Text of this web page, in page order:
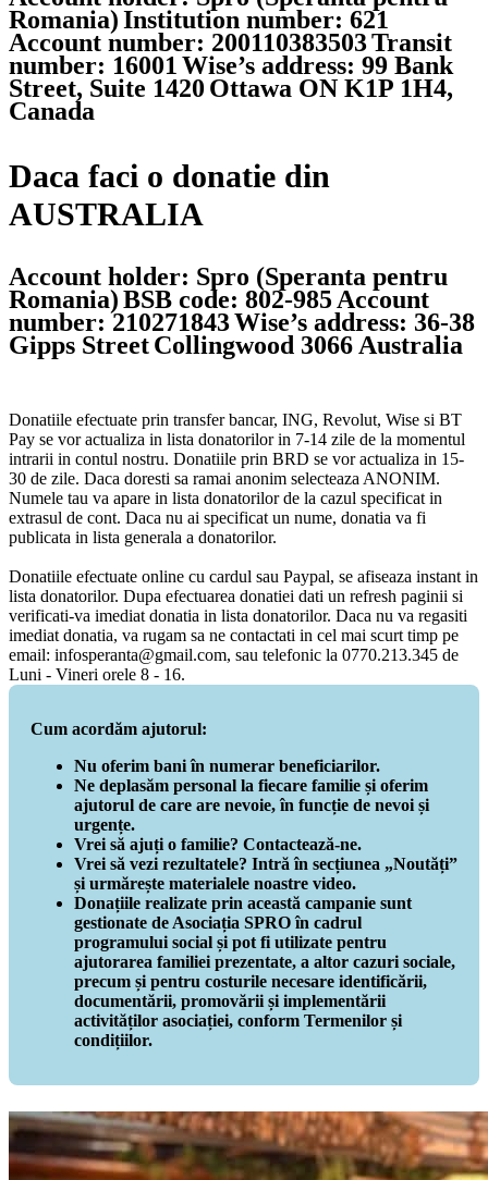
Romania)Institution number: 621
Account number: 200110383503Transit
number: 16001Wise’s address: 99 Bank
Street, Suite 1420 Ottawa ON K1P 1H4,
Canada
Daca faci o donatie din
AUSTRALIA
Account holder: Spro (Speranta pentru
Romania)BSB code: 802-985Account
number: 210271843Wise’s address: 36-38
Gipps StreetCollingwood 3066 Australia
Donatiile efectuate prin transfer bancar, ING, Revolut, Wise si BT
Pay se vor actualiza in lista donatorilor in 7-14 zile de la momentul
intrarii in contul nostru. Donatiile prin BRD se vor actualiza in 15-
30 de zile. Daca doresti sa ramai anonim selecteaza ANONIM.
Numele tau va apare in lista donatorilor de la cazul specificat in
extrasul de cont. Daca nu ai specificat un nume, donatia va fi
publicata in lista generala a donatorilor.
Donatiile efectuate online cu cardul sau Paypal, se afiseaza instant in
lista donatorilor. Dupa efectuarea donatiei dati un refresh paginii si
verificati-va imediat donatia in lista donatorilor. Daca nu va regasiti
imediat donatia, va rugam sa ne contactati in cel mai scurt timp pe
email: infosperanta@gmail.com, sau telefonic la 0770.213.345 de
Luni - Vineri orele 8 - 16.
Cum acordăm ajutorul:
Nu oferim bani în numerar beneficiarilor.
Ne deplasăm personal la fiecare familie și oferim
ajutorul de care are nevoie, în funcție de nevoi și
urgențe.
Vrei să ajuți o familie? Contactează-ne.
Vrei să vezi rezultatele? Intră în secțiunea „Noutăți”
și urmărește materialele noastre video.
Donațiile realizate prin această campanie sunt
gestionate de Asociația SPRO în cadrul
programului social și pot fi utilizate pentru
ajutorarea familiei prezentate, a altor cazuri sociale,
precum și pentru costurile necesare identificării,
documentării, promovării și implementării
activităților asociației, conform Termenilor și
condițiilor.